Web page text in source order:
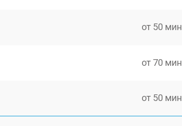
от 50 мин
от 70 мин
от 50 мин